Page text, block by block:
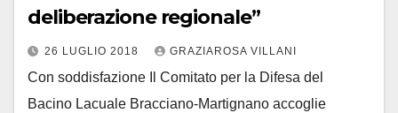
deliberazione regionale”
26 LUGLIO 2018 GRAZIAROSA VILLANI
Con soddisfazione Il Comitato per la Difesa del
Bacino Lacuale Bracciano-Martignano accoglie